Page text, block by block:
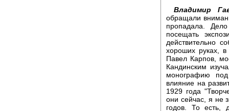
Владимир
обращали
пропадала.
посещать
действительно
хороших руках,
Павел Карпов,
Кандинским
монографию
влияние на
1929 года
они сейчас, я не
годов. То есть,